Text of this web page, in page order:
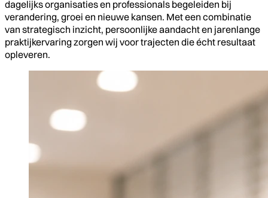
dagelijks organisaties en professionals begeleiden bij
verandering, groei en nieuwe kansen. Met een combinatie
van strategisch inzicht, persoonlijke aandacht en jarenlange
praktijkervaring zorgen wij voor trajecten die écht resultaat
opleveren.